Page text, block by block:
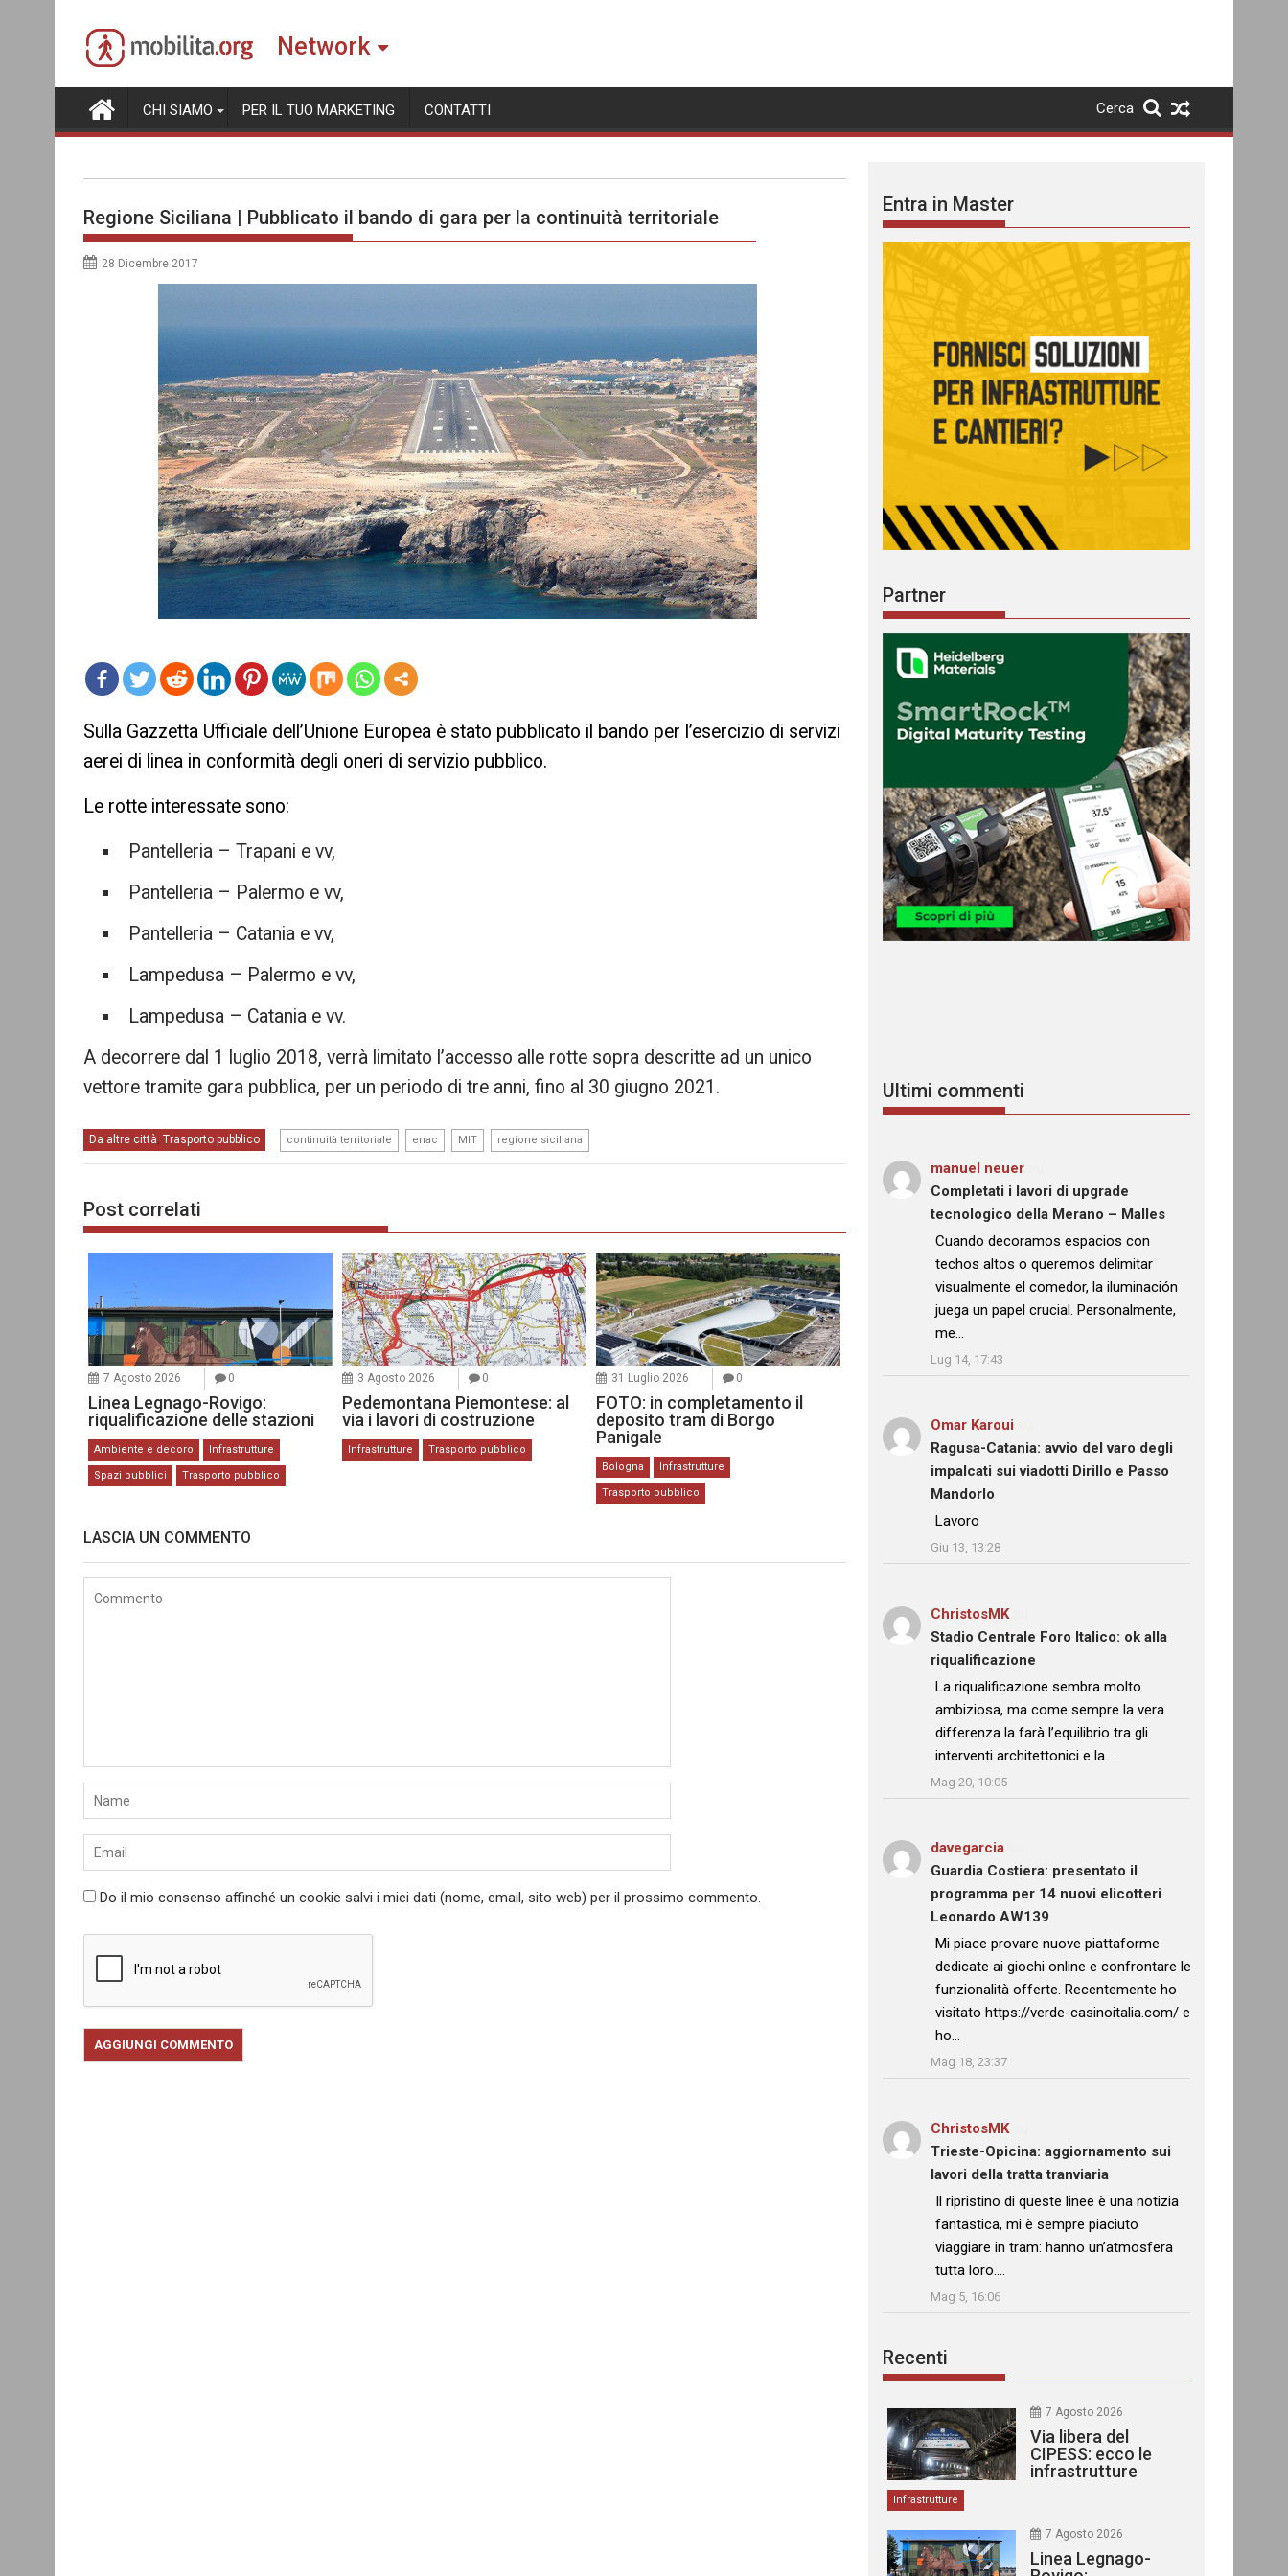
content
Network
CHI SIAMO PER IL TUO MARKETING CONTATTI Cerca
Regione Siciliana | Pubblicato il bando di gara per la continuità territoriale
28 Dicembre 2017
re
Sulla Gazzetta Ufficiale dell’Unione Europea è stato pubblicato il bando per l’esercizio di servizi
aerei di linea in conformità degli oneri di servizio pubblico.
Le rotte interessate sono:
Pantelleria – Trapani e vv,
Pantelleria – Palermo e vv,
Pantelleria – Catania e vv,
Lampedusa – Palermo e vv,
Lampedusa – Catania e vv.
A decorrere dal 1 luglio 2018, verrà limitato l’accesso alle rotte sopra descritte ad un unico
vettore tramite gara pubblica, per un periodo di tre anni, fino al 30 giugno 2021.
Da altre città, Trasporto pubblico continuità territoriale enac MIT regione siciliana
Post correlati
7 Agosto 2026 0
Linea Legnago-Rovigo:
riqualificazione delle stazioni
Ambiente e decoro Infrastrutture
Spazi pubblici Trasporto pubblico
3 Agosto 2026 0
Pedemontana Piemontese: al
via i lavori di costruzione
Infrastrutture Trasporto pubblico
31 Luglio 2026 0
FOTO: in completamento il
deposito tram di Borgo
Panigale
Bologna Infrastrutture
Trasporto pubblico
LASCIA UN COMMENTO
Do il mio consenso affinché un cookie salvi i miei dati (nome, email, sito web) per il prossimo commento.
Entra in Master
Partner
Ultimi commenti
manuel neuer
Completati i lavori di upgrade
tecnologico della Merano – Malles
: “
Cuando decoramos espacios con
techos altos o queremos delimitar
visualmente el comedor, la iluminación
juega un papel crucial. Personalmente,
me…
Lug 14, 17:43
Omar Karoui
Ragusa-Catania: avvio del varo degli
impalcati sui viadotti Dirillo e Passo
Mandorlo
: “Lavoro
Giu 13, 13:28
ChristosMKsu
Stadio Centrale Foro Italico: ok alla
riqualificazione
: “La riqualificazione sembra molto
ambiziosa, ma come sempre la vera
differenza la farà l’equilibrio tra gli
interventi architettonici e la…
Mag 20, 10:05
davegarcia
Guardia Costiera: presentato il
programma per 14 nuovi elicotteri
Leonardo AW139
: “
Mi piace provare nuove piattaforme
dedicate ai giochi online e confrontare le
funzionalità offerte. Recentemente ho
visitato https://verde-casinoitalia.com/ e
ho…
Mag 18, 23:37
ChristosMKsu
Trieste-Opicina: aggiornamento sui
lavori della tratta tranviaria
: “
Il ripristino di queste linee è una notizia
fantastica, mi è sempre piaciuto
viaggiare in tram: hanno un’atmosfera
tutta loro.…
Mag 5, 16:06
Recenti
7 Agosto 2026
Via libera del
CIPESS: ecco le
infrastrutture
Infrastrutture
7 Agosto 2026
Linea Legnago-